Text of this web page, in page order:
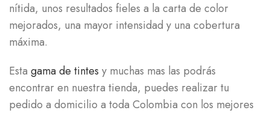
nítida, unos resultados fieles a la carta de color
mejorados, una mayor intensidad y una cobertura
máxima.
Esta gama de tintes y muchas mas las podrás
encontrar en nuestra tienda, puedes realizar tu
pedido a domicilio a toda Colombia con los mejores